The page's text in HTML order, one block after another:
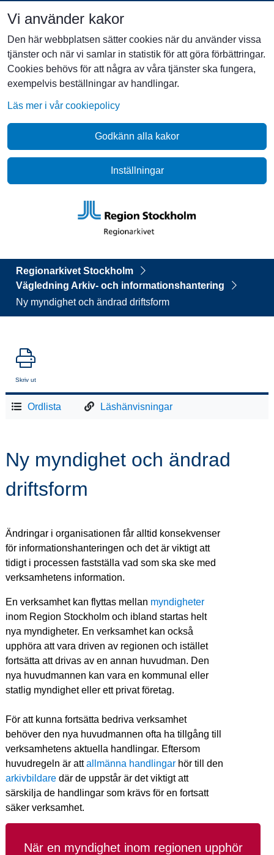
Vi använder kakor
Den här webbplatsen sätter cookies när du använder vissa
tjänster och när vi samlar in statistik för att göra förbättringar.
Cookies behövs för att några av våra tjänster ska fungera,
exempelvis beställningar av handlingar.
Läs mer i vår cookiepolicy
Godkänn alla kakor
Inställningar
Regionarkivet Stockholm
Vägledning Arkiv- och informationshantering
Ny myndighet och ändrad driftsform
Skriv ut
Ordlista Läshänvisningar
Ny myndighet och ändrad
driftsform
Ändringar i organisationen får alltid konsekvenser
för informationshanteringen och det är viktigt att
tidigt i processen fastställa vad som ska ske med
verksamhetens information.
En verksamhet kan flyttas mellan myndigheter
inom Region Stockholm och ibland startas helt
nya myndigheter. En verksamhet kan också
upphöra att vara driven av regionen och istället
fortsätta att drivas av en annan huvudman. Den
nya huvudmannen kan vara en kommunal eller
statlig myndighet eller ett privat företag.
För att kunna fortsätta bedriva verksamhet
behöver den nya huvudmannen ofta ha tillgång till
verksamhetens aktuella handlingar. Eftersom
huvudregeln är att allmänna handlingar
arkivbildare där de uppstår är det viktigt att
särskilja de handlingar som krävs för en fortsatt
säker verksamhet.
När en myndighet inom regionen upphör